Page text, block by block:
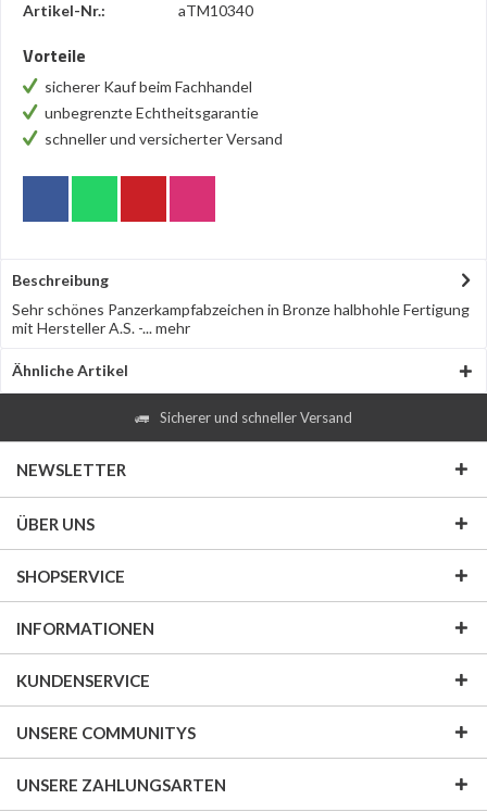
Artikel-Nr.: aTM10340
Vorteile
sicherer Kauf beim Fachhandel
unbegrenzte Echtheitsgarantie
schneller und versicherter Versand
Beschreibung
Sehr schönes Panzerkampfabzeichen in Bronze halbhohle Fertigung
mit Hersteller A.S. -...mehr
Ähnliche Artikel
Sicherer und schneller Versand
NEWSLETTER
ÜBER UNS
SHOPSERVICE
INFORMATIONEN
KUNDENSERVICE
UNSERE COMMUNITYS
UNSERE ZAHLUNGSARTEN